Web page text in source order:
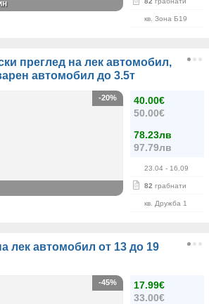
кв. Зона Б19
преглед на лек автомобил,
автомобил до 3.5т
40.00€
50.00€
78.23лв
97.79лв
23.04 - 16.09
82 грабнати
кв. Дружба 1
-20%
лек автомобил от 13 до 19
17.99€
33.00€
-45%